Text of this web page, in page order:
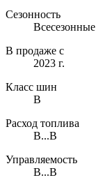
Сезонность
Всесезонные
В продаже с
2023 г.
Класс шин
B
Расход топлива
B...B
Управляемость
B...B